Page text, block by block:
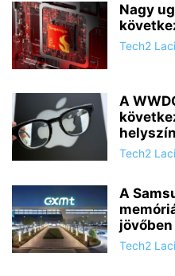
Nagy
Tech2 Laci
A
Tech2 Laci
A
jövőben
Tech2 Laci